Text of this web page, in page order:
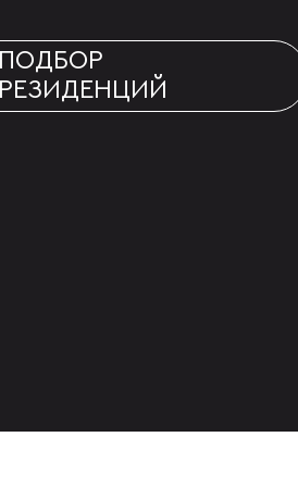
ПОДБОР
РЕЗИДЕНЦИЙ